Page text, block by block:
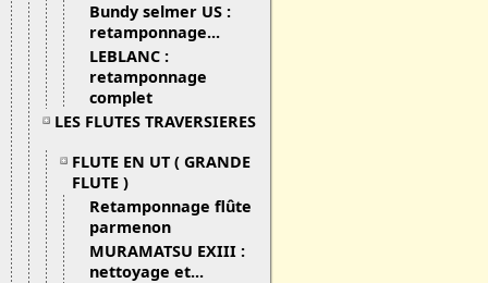
Bundy selmer US :
retamponnage...
LEBLANC :
retamponnage
complet
LES FLUTES TRAVERSIERES
FLUTE EN UT ( GRANDE
FLUTE )
Retamponnage flûte
parmenon
MURAMATSU EXIII :
nettoyage et...